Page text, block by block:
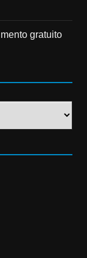
gratuito